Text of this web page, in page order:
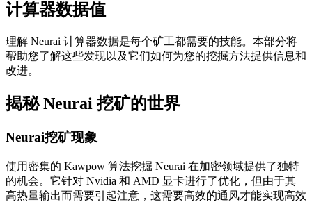
计算器数据值
理解 Neurai 计算器数据是每个矿工都需要的技能。本部分将
帮助您了解这些发现以及它们如何为您的挖掘方法提供信息和
改进。
揭秘 Neurai 挖矿的世界
Neurai挖矿现象
使用密集的 Kawpow 算法挖掘 Neurai 在加密领域提供了独特
的机会。它针对 Nvidia 和 AMD 显卡进行了优化，但由于其
高热量输出而需要引起注意，这需要高效的通风才能实现高效